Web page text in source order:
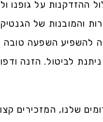
ההזדקנות על גופנו
והמובנות של
להשפיע השפעה טובה
לביטול. הזנה
שלנו, המזכירים